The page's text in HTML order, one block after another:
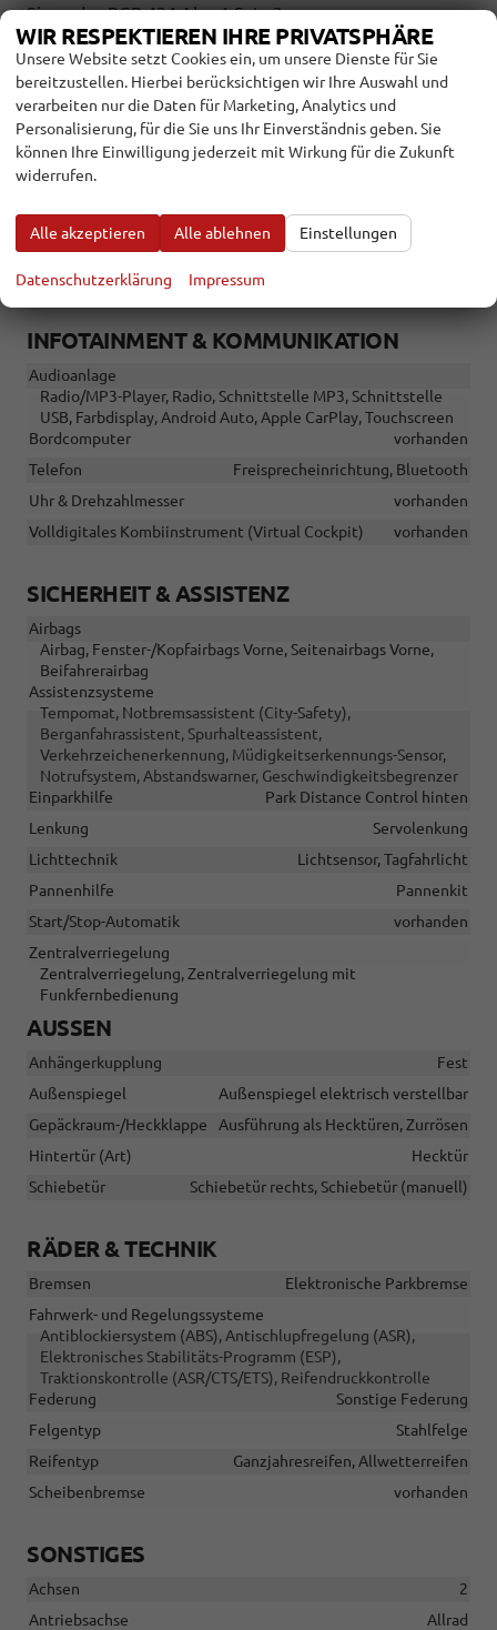
Sinne des BGB 434 Abs. 1 Satz 3.
INNEN
Armlehnen
Fahrer
Fensterheber
elektrisch
Klimatisierung
Klimaanlage manuell
Lenkrad
Sitze: Lordosenstütze
Sitze: Verstellbarkeit
Höhenverstellbarer Fahrersitz
Trennwand
INFOTAINMENT & KOMMUNIKATION
Audioanlage
Radio/MP3-Player, Radio, Schnittstelle MP3, Schnittstelle
USB, Farbdisplay, Android Auto, Apple CarPlay, Touchscreen
Bordcomputer
vorhanden
Telefon
Freisprecheinrichtung, Bluetooth
Uhr & Drehzahlmesser
vorhanden
Volldigitales Kombiinstrument (Virtual Cockpit)
vorhanden
SICHERHEIT & ASSISTENZ
Airbags
Airbag, Fenster-/Kopfairbags Vorne, Seitenairbags Vorne,
Beifahrerairbag
Assistenzsysteme
Tempomat, Notbremsassistent (City-Safety),
Berganfahrassistent, Spurhalteassistent,
Verkehrzeichenerkennung, Müdigkeitserkennungs-Sensor,
Notrufsystem, Abstandswarner, Geschwindigkeitsbegrenzer
Einparkhilfe
Park Distance Control hinten
Lenkung
Servolenkung
Lichttechnik
Lichtsensor, Tagfahrlicht
Pannenhilfe
Pannenkit
Start/Stop-Automatik
vorhanden
Zentralverriegelung
Zentralverriegelung, Zentralverriegelung mit
Funkfernbedienung
AUSSEN
Anhängerkupplung
Fest
Außenspiegel
Außenspiegel elektrisch verstellbar
Gepäckraum-/Heckklappe
Ausführung als Hecktüren, Zurrösen
Hintertür (Art)
Hecktür
Schiebetür
Schiebetür rechts, Schiebetür (manuell)
RÄDER & TECHNIK
Bremsen
Elektronische Parkbremse
Fahrwerk- und Regelungssysteme
Antiblockiersystem (ABS), Antischlupfregelung (ASR),
Elektronisches Stabilitäts-Programm (ESP),
Traktionskontrolle (ASR/CTS/ETS), Reifendruckkontrolle
Federung
Sonstige Federung
Felgentyp
Stahlfelge
Reifentyp
Ganzjahresreifen, Allwetterreifen
Scheibenbremse
vorhanden
SONSTIGES
Achsen
2
Antriebsachse
Allrad
WIR RESPEKTIEREN IHRE PRIVATSPHÄRE
Unsere Website setzt Cookies ein, um unsere Dienste für Sie
bereitzustellen. Hierbei berücksichtigen wir Ihre Auswahl und
verarbeiten nur die Daten für Marketing, Analytics und
Personalisierung, für die Sie uns Ihr Einverständnis geben. Sie
können Ihre Einwilligung jederzeit mit Wirkung für die Zukunft
widerrufen.
Alle akzeptieren Alle ablehnen Einstellungen
Datenschutzerklärung Impressum